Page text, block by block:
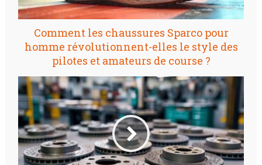
Comment les chaussures Sparco pour
homme révolutionnent-elles le style des
pilotes et amateurs de course ?